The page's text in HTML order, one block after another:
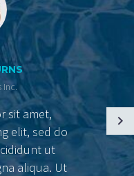
Inc.
sit amet,
elit, sed do
ut
aliqua. Ut